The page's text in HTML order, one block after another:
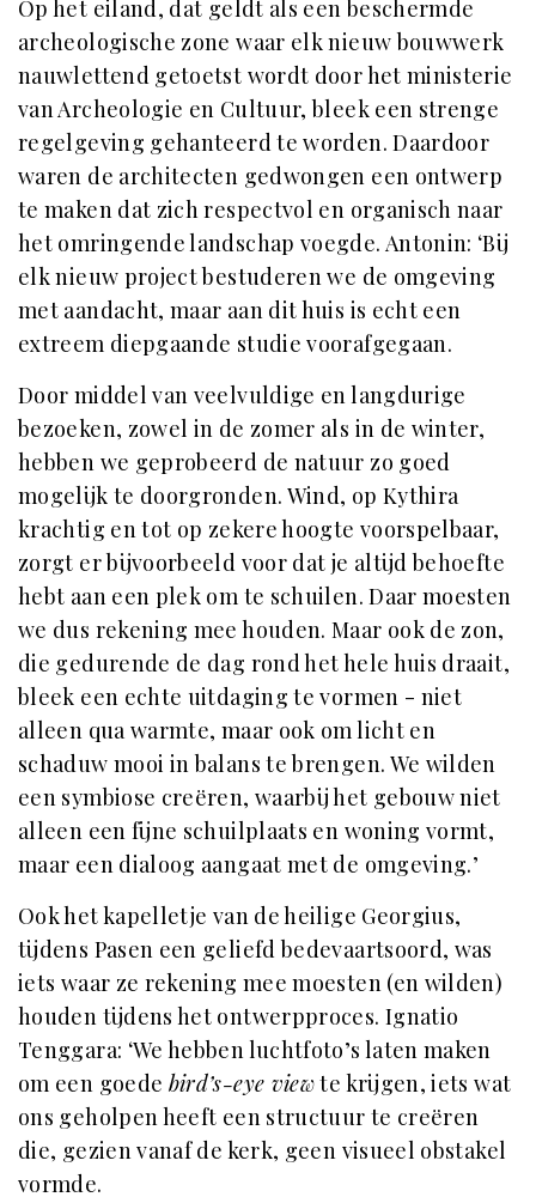
Op het eiland, dat geldt als een beschermde
archeologische zone waar elk nieuw bouwwerk
nauwlettend getoetst wordt door het ministerie
van Archeologie en Cultuur, bleek een strenge
regelgeving gehanteerd te worden. Daardoor
waren de architecten gedwongen een ontwerp
te maken dat zich respectvol en organisch naar
het omringende landschap voegde. Antonin: ‘Bij
elk nieuw project bestuderen we de omgeving
met aandacht, maar aan dit huis is echt een
extreem diepgaande studie voorafgegaan.
Door middel van veelvuldige en langdurige
bezoeken, zowel in de zomer als in de winter,
hebben we geprobeerd de natuur zo goed
mogelijk te doorgronden. Wind, op Kythira
krachtig en tot op zekere hoogte voorspelbaar,
zorgt er bijvoorbeeld voor dat je altijd behoefte
hebt aan een plek om te schuilen. Daar moesten
we dus rekening mee houden. Maar ook de zon,
die gedurende de dag rond het hele huis draait,
bleek een echte uitdaging te vormen - niet
alleen qua warmte, maar ook om licht en
schaduw mooi in balans te brengen. We wilden
een symbiose creëren, waarbij het gebouw niet
alleen een fijne schuilplaats en woning vormt,
maar een dialoog aangaat met de omgeving.’
Ook het kapelletje van de heilige Georgius,
tijdens Pasen een geliefd bedevaartsoord, was
iets waar ze rekening mee moesten (en wilden)
houden tijdens het ontwerpproces. Ignatio
Tenggara: ‘We hebben luchtfoto’s laten maken
om een goede bird’s-eye viewte krijgen, iets wat
ons geholpen heeft een structuur te creëren
die, gezien vanaf de kerk, geen visueel obstakel
vormde.